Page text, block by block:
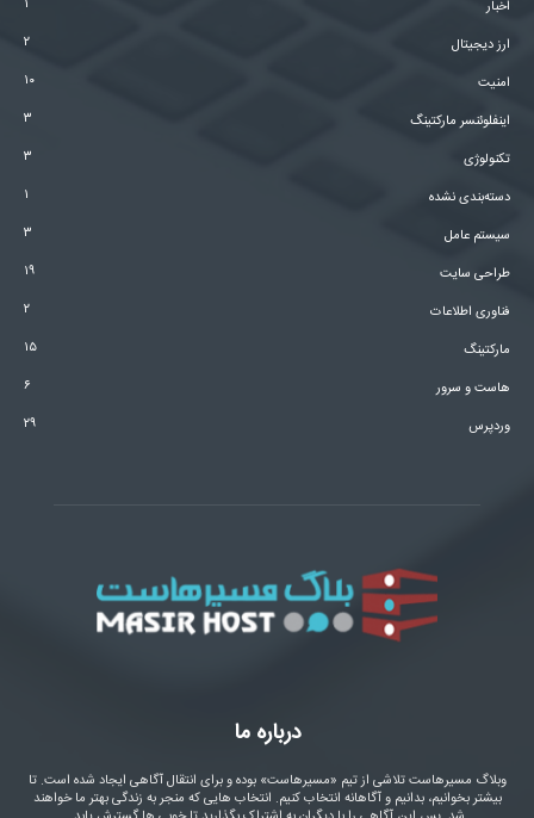
اخبار
ارز دیجیتال
۲
امنیت
۱۰
اینفلوئنسر مارکتینگ
۳
تکنولوژی
۳
دسته‌بندی نشده
۱
سیستم عامل
۳
طراحی سایت
۱۹
فناوری اطلاعات
۲
مارکتینگ
۱۵
هاست و سرور
۶
وردپرس
۲۹
درباره ما
وبلاگ مسیرهاست تلاشی از تیم «مسیرهاست» بوده و برای انتقال آگاهی ایجاد شده است. تا
بیشتر بخوانیم، بدانیم و آگاهانه انتخاب کنیم. انتخاب هایی که منجر به زندگی بهتر ما خواهند